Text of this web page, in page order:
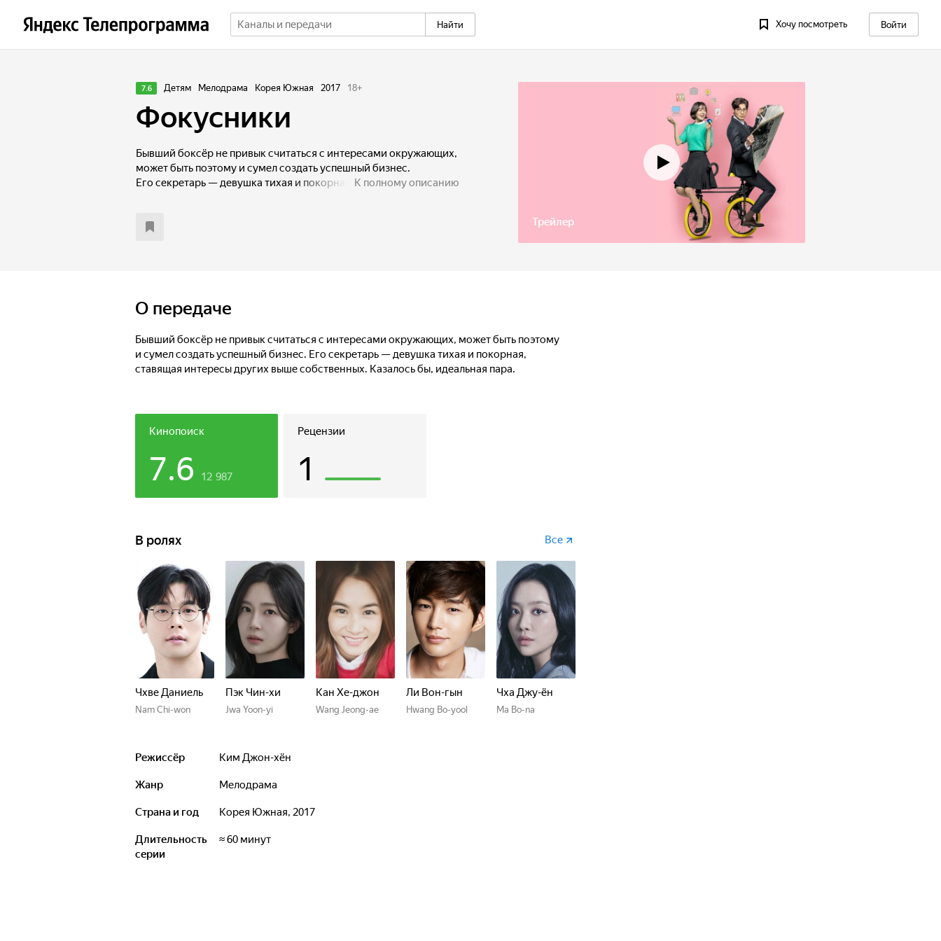
Найти Хочу посмотреть Войти
Трейлер
7.6 Детям Мелодрама Корея Южная 2017 18+
Фокусники
Бывший боксёр не привык считаться с интересами окружающих,
может быть поэтому и сумел создать успешный бизнес.
Его секретарь — девушка тихая и покорная, ставящая интересы
К полному описанию
О передаче
Бывший боксёр не привык считаться с интересами окружающих, может быть поэтому
и сумел создать успешный бизнес. Его секретарь — девушка тихая и покорная,
ставящая интересы других выше собственных. Казалось бы, идеальная пара.
Кинопоиск
7.6 12 987
Рецензии
1
В ролях Все
Чхве Даниель
Nam Chi-won
Пэк Чин-хи
Jwa Yoon-yi
Кан Хе-джон
Wang Jeong-ae
Ли Вон-гын
Hwang Bo-yool
Чха Джу-ён
Ma Bo-na
Режиссёр Ким Джон-хён
Жанр мелодрама
Страна и год Корея Южная, 2017
Длительность
серии
≈ 60 минут